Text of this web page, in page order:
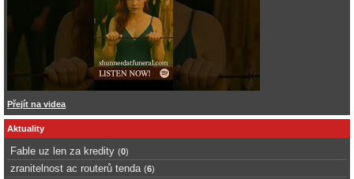
Přejít na videa
Aktuality
Fable uz len za kredity (0)
zranitelnost ac routerů tenda (6)